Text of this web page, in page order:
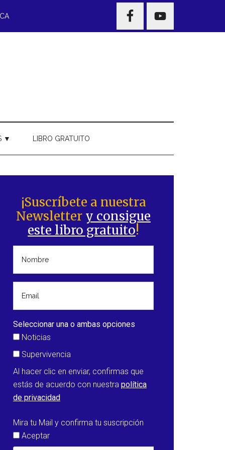
NAV
WIDGET
▼ LIBRO GRATUITO
¡Suscríbete a nuestra
Newsletter y consigue
este libro gratuito!
Seleccionar una o ambas opciones
Noticias
Supervivencia
Al hacer clic en enviar, confirmas que
estás de acuerdo con nuestra política
de privacidad
Mira tu Mail y confirma tu suscripción
Aceptar